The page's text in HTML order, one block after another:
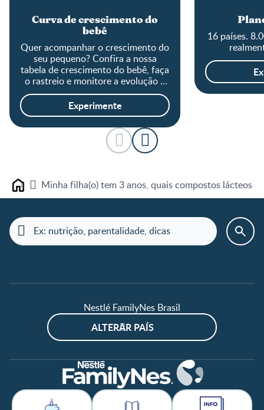
Curva de crescimento do
bebê
Quer acompanhar o crescimento do
seu pequeno? Confira a nossa
tabela de crescimento do bebê, faça
o rastreio e monitore a evolução o
tamanho do baby!
Experimente
16 países.
Home Minha filha(o) tem 3 anos, quais compostos lácteos
Nestlé FamilyNes Brasil
ALTERAR PAÍS